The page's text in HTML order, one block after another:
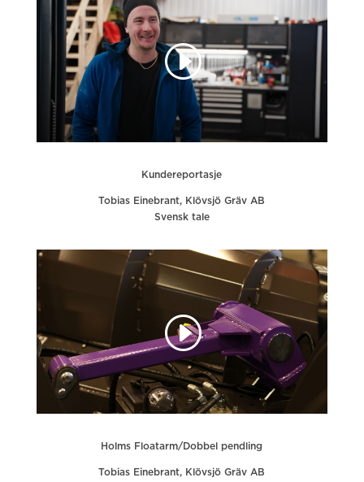
Kundereportasje
Tobias Einebrant, Klövsjö Gräv AB
Svensk tale
Holms Floatarm/Dobbel pendling
Tobias Einebrant, Klövsjö Gräv AB